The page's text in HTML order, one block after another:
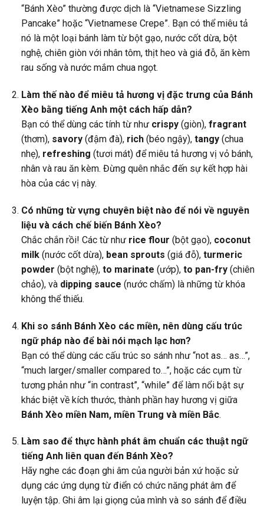
“Bánh Xèo” thường được dịch là “Vietnamese Sizzling
Pancake” hoặc “Vietnamese Crepe”. Bạn có thể miêu tả
nó là một loại bánh làm từ bột gạo, nước cốt dừa, bột
nghệ, chiên giòn với nhân tôm, thịt heo và giá đỗ, ăn kèm
rau sống và nước mắm chua ngọt.
Làm thế nào để miêu tả hương vị đặc trưng của Bánh
Xèo bằng tiếng Anh một cách hấp dẫn?
Bạn có thể dùng các tính từ như crispy(giòn), fragrant
(thơm), savory(đậm đà), rich(béo ngậy), tangy(chua
nhẹ), refreshing (tươi mát) để miêu tả hương vị vỏ bánh,
nhân và rau ăn kèm. Đừng quên nhắc đến sự kết hợp hài
hòa của các vị này.
Có những từ vựng chuyên biệt nào để nói về nguyên
liệu và cách chế biến Bánh Xèo?
Chắc chắn rồi! Các từ như rice flour (bột gạo), coconut
milk(nước cốt dừa), bean sprouts (giá đỗ), turmeric
powder (bột nghệ), to marinate (ướp), to pan-fry(chiên
chảo), và dipping sauce (nước chấm) là những từ khóa
không thể thiếu.
Khi so sánh Bánh Xèo các miền, nên dùng cấu trúc
ngữ pháp nào để bài nói mạch lạc hơn?
Bạn có thể dùng các cấu trúc so sánh như “not as… as…”,
“much larger/smaller compared to…”, hoặc các cụm từ
tương phản như “in contrast”, “while” để làm nổi bật sự
khác biệt về kích thước, thành phần hay hương vị giữa
Bánh Xèo miền Nam, miền Trung và miền Bắc.
Làm sao để thực hành phát âm chuẩn các thuật ngữ
tiếng Anh liên quan đến Bánh Xèo?
Hãy nghe các đoạn ghi âm của người bản xứ hoặc sử
dụng các ứng dụng từ điển có chức năng phát âm để
luyện tập. Ghi âm lại giọng của mình và so sánh để điều